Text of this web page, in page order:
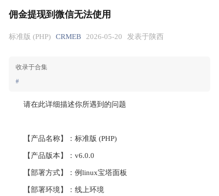
佣金提现到微信无法使用
标准版 (PHP) CRMEB 2026-05-20 发表于陕西
收录于合集
#
请在此详细描述你所遇到的问题
【产品名称】：标准版 (PHP)
【产品版本】：v6.0.0
【部署方式】：例linux宝塔面板
【部署环境】：线上环境